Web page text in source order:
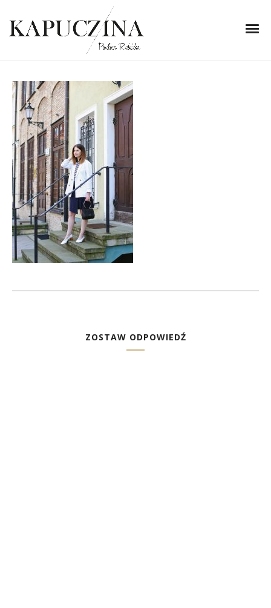
2 lipca 2018
IMG_5869
Written by
ZOSTAW ODPOWIEDŹ